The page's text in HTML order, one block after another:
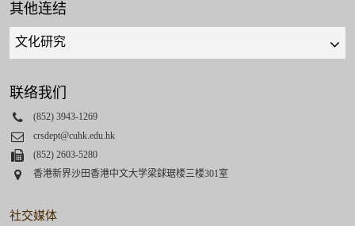
其他连结
Quick
links
select
联络我们
Phone
(852) 3943-1269
Email
crsdept@cuhk.edu.hk
Fax(852) 2603-5280
Address
香港新界沙田香港中文大学梁銶琚楼三楼301室
社交媒体